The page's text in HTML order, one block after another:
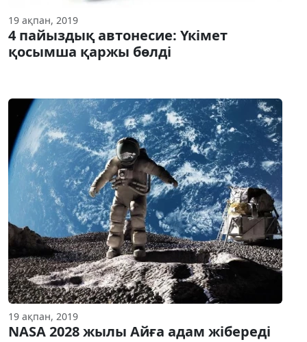
19 ақпан, 2019
4 пайыздық автонесие: Үкімет
қосымша қаржы бөлді
19 ақпан, 2019
NASA 2028 жылы Айға адам жібереді